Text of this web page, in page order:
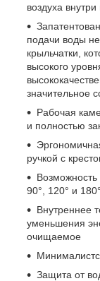
воздуха внутри
подачи воды
крыльчатки,
высокого
значительное
Рабочая
и полностью
ручкой с
Возможность
90°, 120° и
Внутреннее
уменьшения
очищаемое
Защита от